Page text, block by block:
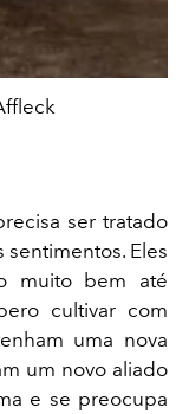
ser tratado
Eles
muito bem até
cultivar com
uma nova
um novo aliado
e se preocupa